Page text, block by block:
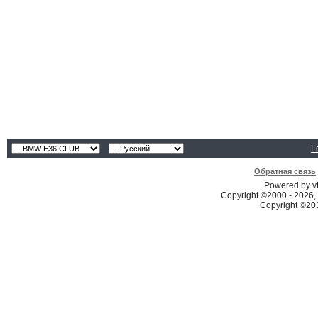
Обратная связь
Powered by
Copyright ©2000 -
Copyright